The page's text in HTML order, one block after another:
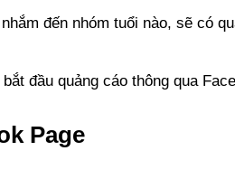
đến nhóm tuổi nào, sẽ có
đầu quảng cáo thông qua
Page